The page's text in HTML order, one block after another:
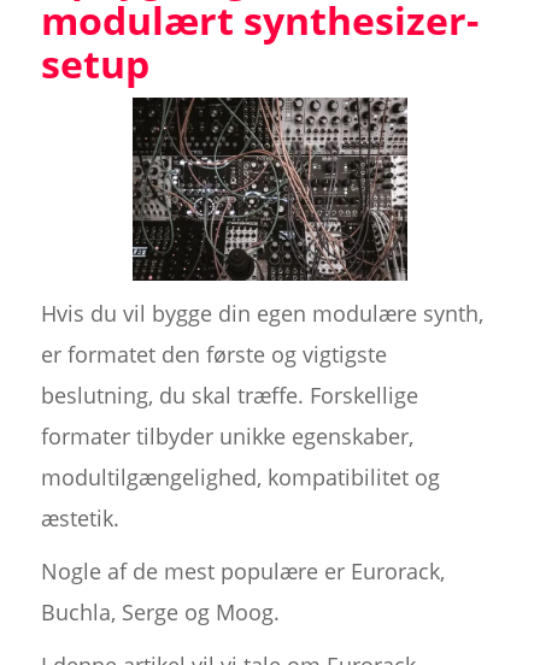
modulært synthesizer-
setup
Hvis du vil bygge din egen modulære synth,
er formatet den første og vigtigste
beslutning, du skal træffe. Forskellige
formater tilbyder unikke egenskaber,
modultilgængelighed, kompatibilitet og
æstetik.
Nogle af de mest populære er Eurorack,
Buchla, Serge og Moog.